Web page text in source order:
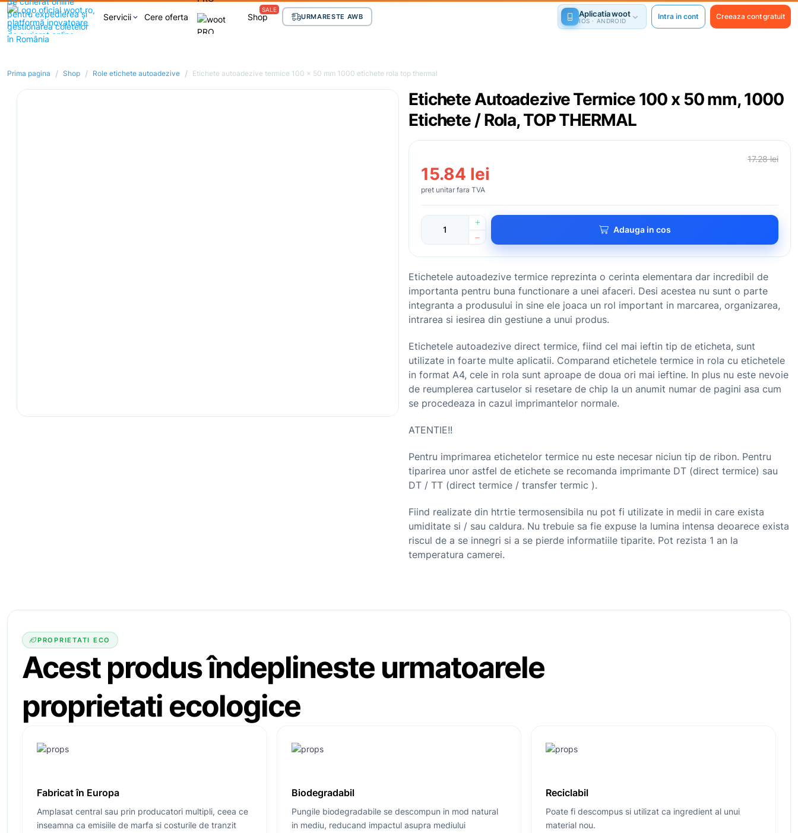
Servicii keyboard_arrow_down Cere oferta Shop
SALE
URMARESTE AWB Aplicatia woot
IOS · ANDROID Intra in cont Creeaza cont gratuit
Prima pagina / Shop / Role etichete autoadezive / Etichete autoadezive termice 100 x 50 mm 1000 etichete rola top thermal
Etichete Autoadezive Termice 100 x 50 mm, 1000
Etichete / Rola, TOP THERMAL
17.28 lei
15.84 lei
pret unitar fara TVA
Adauga in cos
Etichetele autoadezive termice reprezinta o cerinta elementara dar incredibil de
importanta pentru buna functionare a unei afaceri. Desi acestea nu sunt o parte
integranta a produsului in sine ele joaca un rol important in marcarea, organizarea,
intrarea si iesirea din gestiune a unui produs.
Etichetele autoadezive direct termice, fiind cel mai ieftin tip de eticheta, sunt
utilizate in foarte multe aplicatii. Comparand etichetele termice in rola cu etichetele
in format A4, cele in rola sunt aproape de doua ori mai ieftine. In plus nu este nevoie
de reumplerea cartuselor si resetare de chip la un anumit numar de pagini asa cum
se procedeaza in cazul imprimantelor normale.
ATENTIE!!
Pentru imprimarea etichetelor termice nu este necesar niciun tip de ribon. Pentru
tiparirea unor astfel de etichete se recomanda imprimante DT (direct termice) sau
DT / TT (direct termice / transfer termic ).
Fiind realizate din htrtie termosensibila nu pot fi utilizate in medii in care exista
umiditate si / sau caldura. Nu trebuie sa fie expuse la lumina intensa deoarece exista
riscul de a se innegri si a se pierde informatiile tiparite. Pot rezista 1 an la
temperatura camerei.
PROPRIETATI ECO
Acest produs îndeplineste urmatoarele
proprietati ecologice
Fabricat în Europa
Amplasat central sau prin producatori multipli, ceea ce
inseamna ca emisiile de marfa si costurile de tranzit
Biodegradabil
Pungile biodegradabile se descompun in mod natural
in mediu, reducand impactul asupra mediului
Reciclabil
Poate fi descompus si utilizat ca ingredient al unui
material nou.